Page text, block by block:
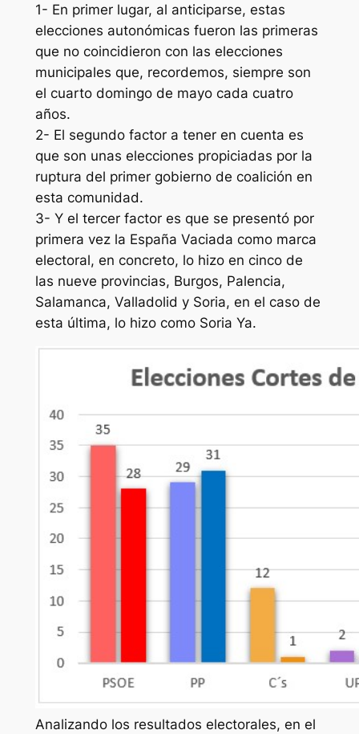
1- En primer lugar, al anticiparse, estas
elecciones autonómicas fueron las primeras
que no coincidieron con las elecciones
municipales que, recordemos, siempre son
el cuarto domingo de mayo cada cuatro
años.
2- El segundo factor a tener en cuenta es
que son unas elecciones propiciadas por la
ruptura del primer gobierno de coalición en
esta comunidad.
3- Y el tercer factor es que se presentó por
primera vez la España Vaciada como marca
electoral, en concreto, lo hizo en cinco de
las nueve provincias, Burgos, Palencia,
Salamanca, Valladolid y Soria, en el caso de
esta última, lo hizo como Soria Ya.
Analizando los resultados electorales, en el